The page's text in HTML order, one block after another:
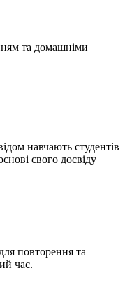
та домашніми
навчають студентів
свого досвіду
повторення та
час.